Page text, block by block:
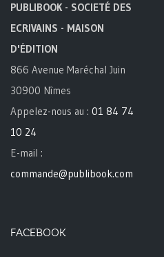
PUBLIBOOK - SOCIETÉ DES
ECRIVAINS - MAISON
D'ÉDITION
866 Avenue Maréchal Juin
30900 Nîmes
Appelez-nous au : 01 84 74
10 24
E-mail :
commande@publibook.com
FACEBOOK